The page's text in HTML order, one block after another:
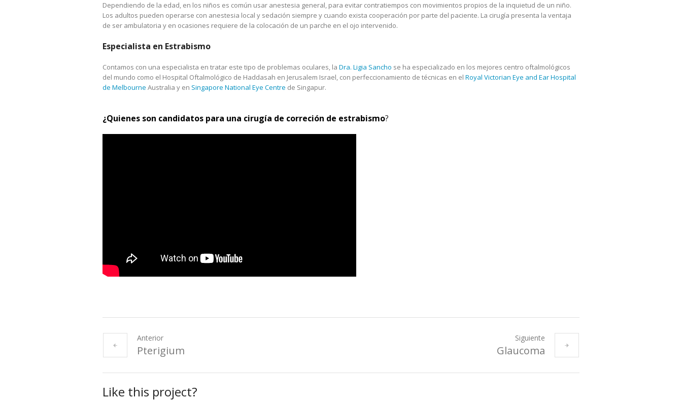
Dependiendo de la edad, en los niños es común usar anestesia general, para evitar contratiempos con movimientos propios de la inquietud de un niño.
Los adultos pueden operarse con anestesia local y sedación siempre y cuando exista cooperación por parte del paciente. La cirugía presenta la ventaja
de ser ambulatoria y en ocasiones requiere de la colocación de un parche en el ojo intervenido.
Especialista en Estrabismo
Contamos con una especialista en tratar este tipo de problemas oculares, la Dra. Ligia Sancho se ha especializado en los mejores centro oftalmológicos
del mundo como el Hospital Oftalmológico de Haddasah en Jerusalem Israel, con perfeccionamiento de técnicas en el Royal Victorian Eye and Ear Hospital
de Melbourne Australia y en Singapore National Eye Centre de Singapur.
¿Quienes son candidatos para una cirugía de correción de estrabismo?
Anterior
Pterigium
Siguiente
Glaucoma
Like this project?